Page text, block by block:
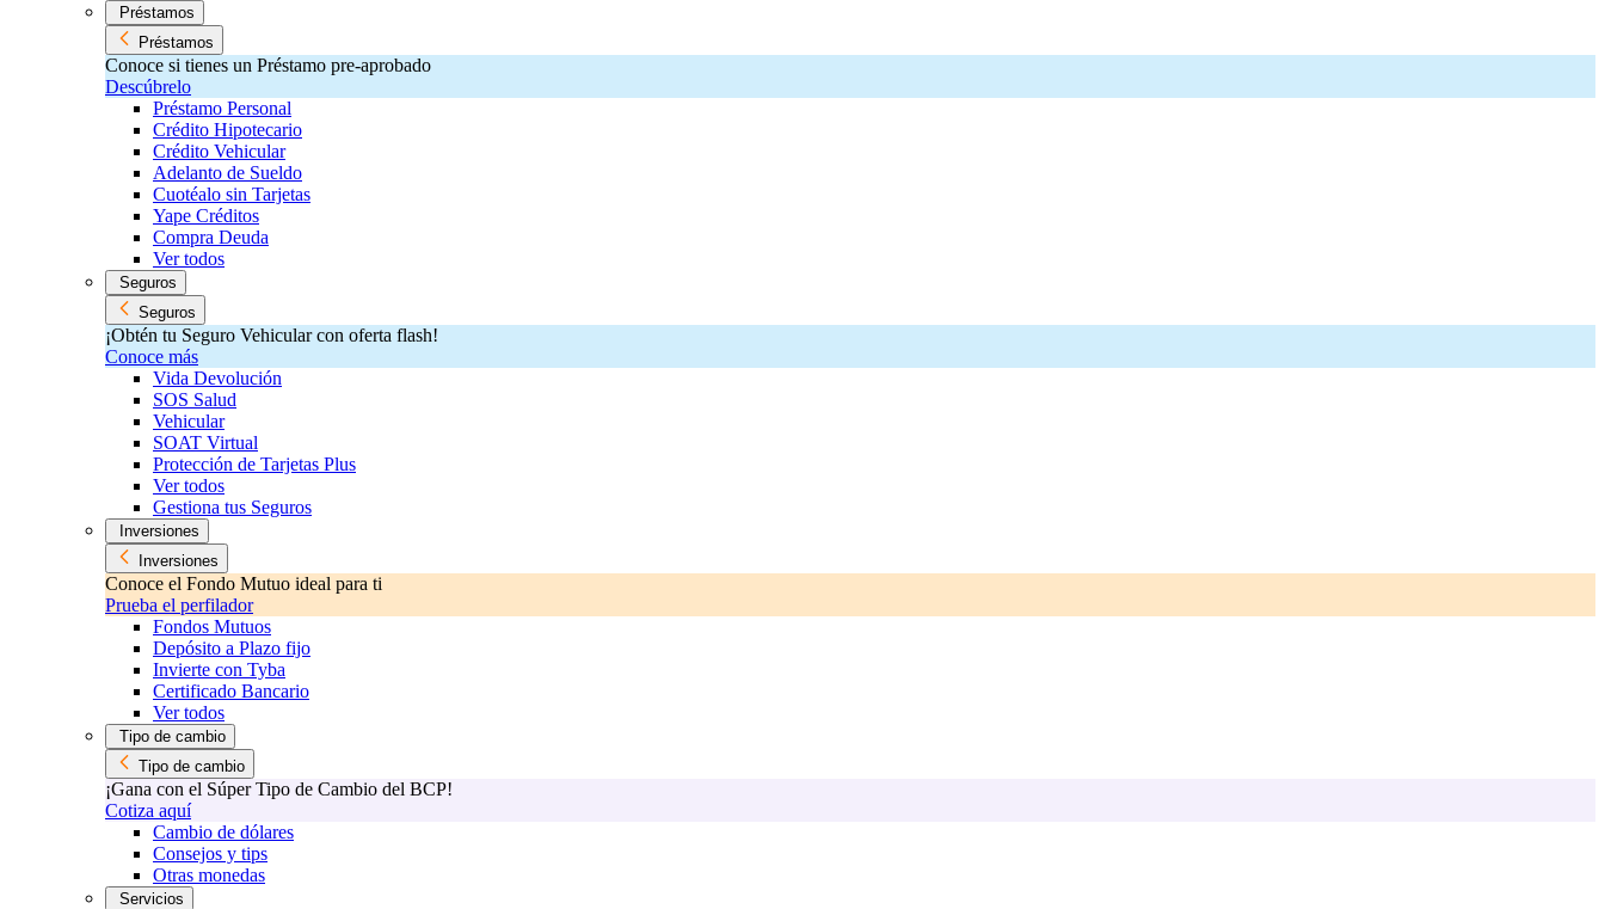
Préstamos
Préstamos
Conoce si tienes un Préstamo pre-aprobado
Descúbrelo
Préstamo Personal
Crédito Hipotecario
Crédito Vehicular
Adelanto de Sueldo
Cuotéalo sin Tarjetas
Yape Créditos
Compra Deuda
Ver todos
Seguros
Seguros
¡Obtén tu Seguro Vehicular con oferta flash!
Conoce más
Vida Devolución
SOS Salud
Vehicular
SOAT Virtual
Protección de Tarjetas Plus
Ver todos
Gestiona tus Seguros
Inversiones
Inversiones
Conoce el Fondo Mutuo ideal para ti
Prueba el perfilador
Fondos Mutuos
Depósito a Plazo fijo
Invierte con Tyba
Certificado Bancario
Ver todos
Tipo de cambio
Tipo de cambio
¡Gana con el Súper Tipo de Cambio del BCP!
Cotiza aquí
Cambio de dólares
Consejos y tips
Otras monedas
Servicios